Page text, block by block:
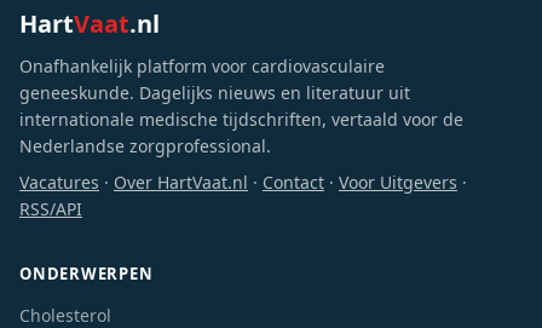
HartVaat.nl
Onafhankelijk platform voor cardiovasculaire
geneeskunde. Dagelijks nieuws en literatuur uit
internationale medische tijdschriften, vertaald voor de
Nederlandse zorgprofessional.
Vacatures · Over HartVaat.nl · Contact · Voor Uitgevers ·
RSS/API
ONDERWERPEN
Cholesterol